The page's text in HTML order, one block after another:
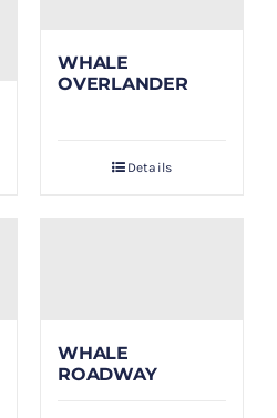
WHALE
OVERLANDER
Details
WHALE
ROADWAY